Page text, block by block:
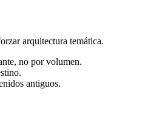
arquitectura temática.
no por volumen.
antiguos.